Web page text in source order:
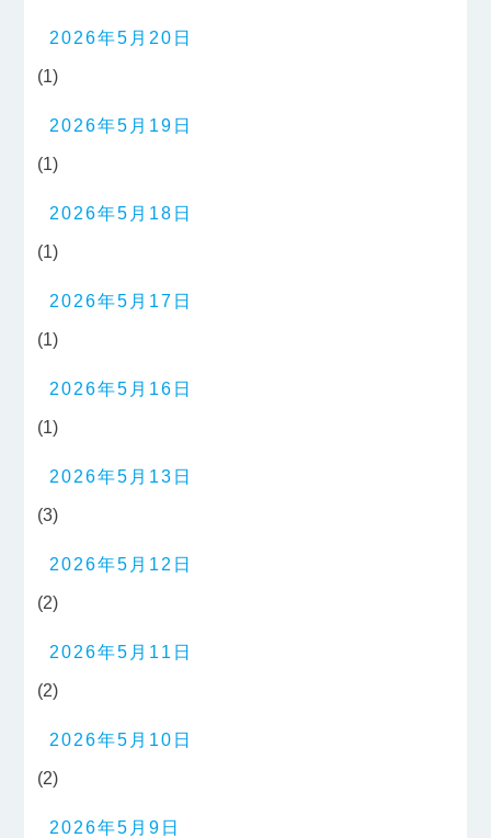
2026年5月20日
(1)
2026年5月19日
(1)
2026年5月18日
(1)
2026年5月17日
(1)
2026年5月16日
(1)
2026年5月13日
(3)
2026年5月12日
(2)
2026年5月11日
(2)
2026年5月10日
(2)
2026年5月9日